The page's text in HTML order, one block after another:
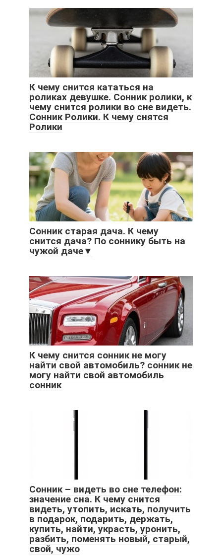
К чему снится кататься на
роликах девушке. Cонник ролики, к
чему снится ролики во сне видеть.
Сонник Ролики. К чему снятся
Ролики
Сонник старая дача. К чему
снится дача? По соннику быть на
чужой даче▼
К чему снится сонник не могу
найти свой автомобиль? сонник не
могу найти свой автомобиль
сонник
Сонник – видеть во сне телефон:
значение сна. К чему снится
видеть, утопить, искать, получить
в подарок, подарить, держать,
купить, найти, украсть, уронить,
разбить, поменять новый, старый,
свой, чужо